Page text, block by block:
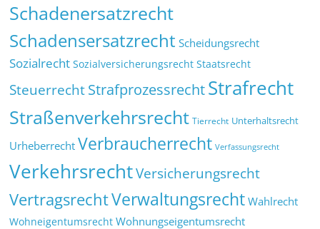
Schadenersatzrecht
Schadensersatzrecht Scheidungsrecht
Sozialrecht Sozialversicherungsrecht Staatsrecht
SteuerrechtStrafprozessrechtStrafrecht
Straßenverkehrsrecht Tierrecht Unterhaltsrecht
Urheberrecht Verbraucherrecht Verfassungsrecht
VerkehrsrechtVersicherungsrecht
VertragsrechtVerwaltungsrecht Wahlrecht
Wohneigentumsrecht Wohnungseigentumsrecht